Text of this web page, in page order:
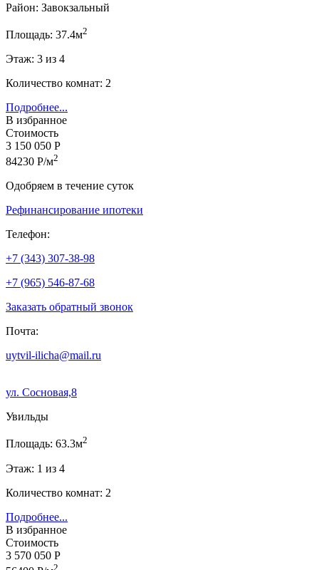
Район: Завокзальный
Площадь: 37.4м2
Этаж: 3 из 4
Количество комнат: 2
Подробнее...
В избранное
Стоимость
3 150 050 Р
84230 Р/м2
Одобряем в течение суток
Рефинансирование ипотеки
Телефон:
+7 (343) 307-38-98
+7 (965) 546-87-68
Заказать обратный звонок
Почта:
uytvil-ilicha@mail.ru
ул. Сосновая,8
Увильды
Площадь: 63.3м2
Этаж: 1 из 4
Количество комнат: 2
Подробнее...
В избранное
Стоимость
3 570 050 Р
2